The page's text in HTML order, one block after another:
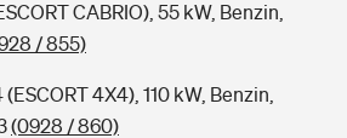
CABRIO), 55 kW, Benzin,
/ 855)
4X4), 110 kW, Benzin,
(0928 / 860)